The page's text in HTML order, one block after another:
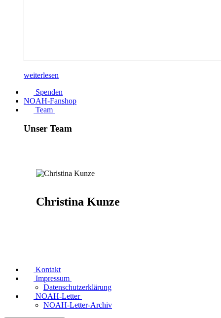
weiterlesen
Spenden
NOAH-Fanshop
Team
Unser Team
Christina Kunze
Kontakt
Impressum
Datenschutzerklärung
NOAH-Letter
NOAH-Letter-Archiv